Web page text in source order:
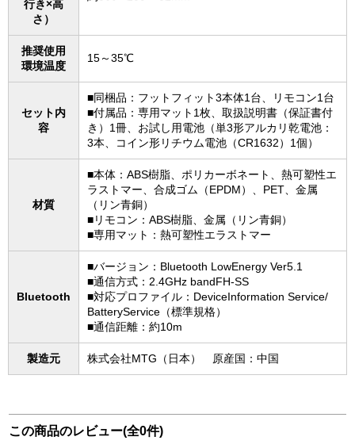
行き×高
さ）
推奨使用
環境温度
15～35℃
セット内
容
■同梱品：フットフィット3本体1台、リモコン1台
■付属品：専用マット1枚、取扱説明書（保証書付
き）1冊、お試し用電池（単3形アルカリ乾電池：
3本、コイン形リチウム電池（CR1632）1個）
材質
■本体：ABS樹脂、ポリカーボネート、熱可塑性エ
ラストマー、合成ゴム（EPDM）、PET、金属
（リン青銅）
■リモコン：ABS樹脂、金属（リン青銅）
■専用マット：熱可塑性エラストマー
Bluetooth
■バージョン：Bluetooth LowEnergy Ver5.1
■通信方式：2.4GHz bandFH-SS
■対応プロファイル：DeviceInformation Service/
BatteryService（標準規格）
■通信距離：約10m
製造元 株式会社MTG（日本） 原産国：中国
この商品のレビュー(全0件)